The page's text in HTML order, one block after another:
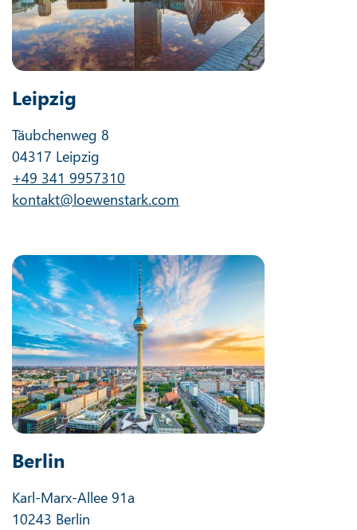
Leipzig
Täubchenweg 8
04317 Leipzig
+49 341 9957310
kontakt@loewenstark.com
Berlin
Karl-Marx-Allee 91a
10243 Berlin